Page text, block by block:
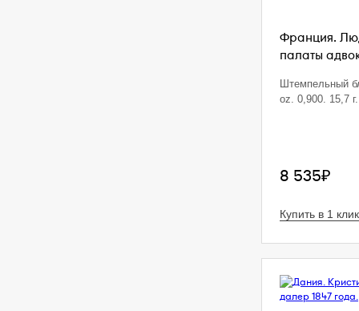
Франция.
палаты
Штемпельный
oz. 0,900. 15,7 г.
8 535₽
Купить в 1 клик